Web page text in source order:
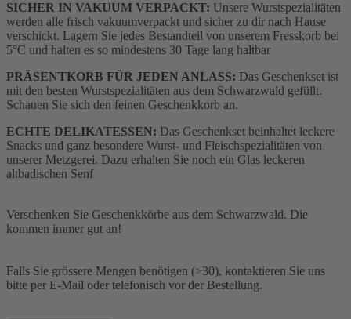
SICHER IN VAKUUM VERPACKT: Unsere Wurstspezialitäten
werden alle frisch vakuumverpackt und sicher zu dir nach Hause
verschickt. Lagern Sie jedes Bestandteil von unserem Fresskorb bei
5°C und halten es so mindestens 30 Tage lang haltbar
PRÄSENTKORB FÜR JEDEN ANLASS: Das Geschenkset ist
mit den besten Wurstspezialitäten aus dem Schwarzwald gefüllt.
Schauen Sie sich den feinen Geschenkkorb an.
ECHTE DELIKATESSEN: Das Geschenkset beinhaltet leckere
Snacks und ganz besondere Wurst- und Fleischspezialitäten von
unserer Metzgerei. Dazu erhalten Sie noch ein Glas leckeren
altbadischen Senf
Verschenken Sie Geschenkkörbe aus dem Schwarzwald. Die
kommen immer gut an!
Falls Sie grössere Mengen benötigen (>30), kontaktieren Sie uns
bitte per E-Mail oder telefonisch vor der Bestellung.